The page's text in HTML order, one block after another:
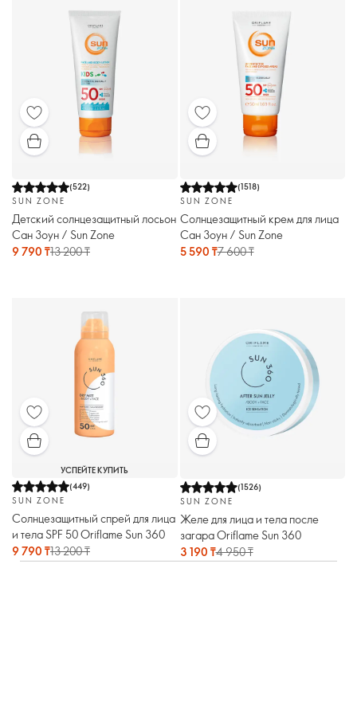
(522)
SUN ZONE
Детский солнцезащитный лосьон
Сан Зоун / Sun Zone
9 790 ₸13 200 ₸
(1518)
SUN ZONE
Солнцезащитный крем для лица
Сан Зоун / Sun Zone
5 590 ₸7 600 ₸
УСПЕЙТЕ КУПИТЬ
(449)
SUN ZONE
Солнцезащитный спрей для лица
и тела SPF 50 Oriflame Sun 360
9 790 ₸13 200 ₸
(1526)
SUN ZONE
Желе для лица и тела после
загара Oriflame Sun 360
3 190 ₸4 950 ₸